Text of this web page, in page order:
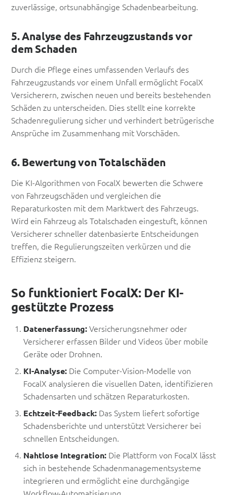
zuverlässige, ortsunabhängige Schadenbearbeitung.
5. Analyse des Fahrzeugzustands vor
dem Schaden
Durch die Pflege eines umfassenden Verlaufs des
Fahrzeugzustands vor einem Unfall ermöglicht FocalX
Versicherern, zwischen neuen und bereits bestehenden
Schäden zu unterscheiden. Dies stellt eine korrekte
Schadenregulierung sicher und verhindert betrügerische
Ansprüche im Zusammenhang mit Vorschäden.
6. Bewertung von Totalschäden
Die KI-Algorithmen von FocalX bewerten die Schwere
von Fahrzeugschäden und vergleichen die
Reparaturkosten mit dem Marktwert des Fahrzeugs.
Wird ein Fahrzeug als Totalschaden eingestuft, können
Versicherer schneller datenbasierte Entscheidungen
treffen, die Regulierungszeiten verkürzen und die
Effizienz steigern.
So funktioniert FocalX: Der KI-
gestützte Prozess
Datenerfassung:Versicherungsnehmer oder
Versicherer erfassen Bilder und Videos über mobile
Geräte oder Drohnen.
KI-Analyse: Die Computer-Vision-Modelle von
FocalX analysieren die visuellen Daten, identifizieren
Schadensarten und schätzen Reparaturkosten.
Echtzeit-Feedback: Das System liefert sofortige
Schadensberichte und unterstützt Versicherer bei
schnellen Entscheidungen.
Nahtlose Integration: Die Plattform von FocalX lässt
sich in bestehende Schadenmanagementsysteme
integrieren und ermöglicht eine durchgängige
Workflow-Automatisierung.